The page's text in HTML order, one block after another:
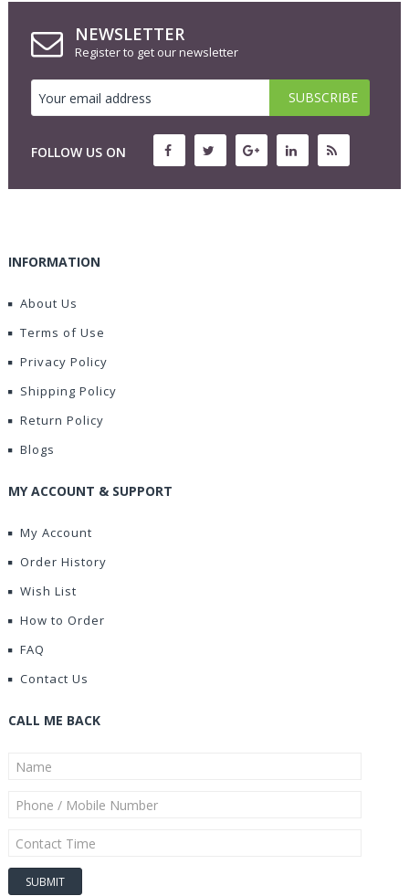
NEWSLETTER
Register to get our newsletter
FOLLOW US ON
INFORMATION
About Us
Terms of Use
Privacy Policy
Shipping Policy
Return Policy
Blogs
MY ACCOUNT & SUPPORT
My Account
Order History
Wish List
How to Order
FAQ
Contact Us
CALL ME BACK